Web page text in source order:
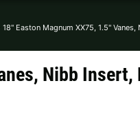
18" Easton Magnum XX75, 1.5"
Nibb Insert,
| €